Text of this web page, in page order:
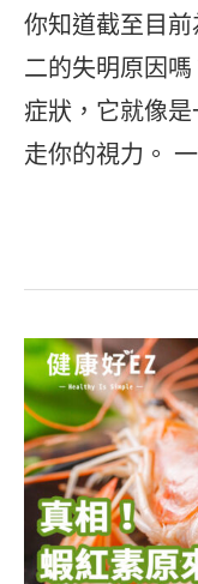
你知道截至目
二的失明原因
症狀，它就像
走你的視力。